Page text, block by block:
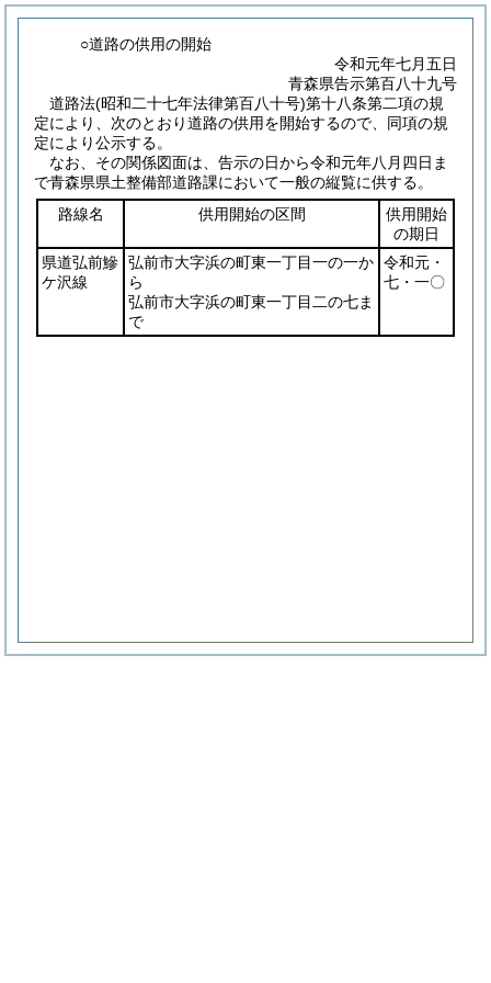
○道路の供用の開始
令和元年七月五日
青森県告示第百八十九号
道路法(昭和二十七年法律第百八十号)第十八条第二項の規
定により、次のとおり道路の供用を開始するので、同項の規
定により公示する。
なお、その関係図面は、告示の日から令和元年八月四日ま
で青森県県土整備部道路課において一般の縦覧に供する。
路線名
供用開始の区間
供用開始
の期日
県道弘前鰺
ケ沢線
弘前市大字浜の町東一丁目一の一か
ら
弘前市大字浜の町東一丁目二の七ま
で
令和元・
七・一〇